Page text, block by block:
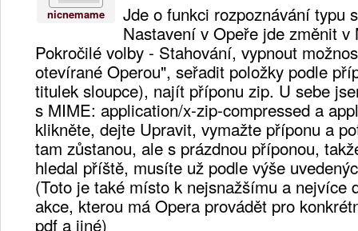
nicnemame
Jde o funkci rozpoznávání typu
Nastavení v Opeře jde změnit
Pokročilé volby - Stahování, vypnout
otevírané Operou", seřadit položky podle
titulek sloupce), najít příponu zip. U sebe
s MIME: application/x-zip-compressed a
klikněte, dejte Upravit, vymažte příponu a
tam zůstanou, ale s prázdnou příponou,
hledal příště, musíte už podle výše
(Toto je také místo k nejsnažšímu a nejvíce
akce, kterou má Opera provádět pro
pdf a jiné)